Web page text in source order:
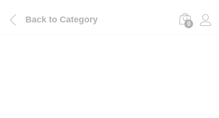
Back to Category 0